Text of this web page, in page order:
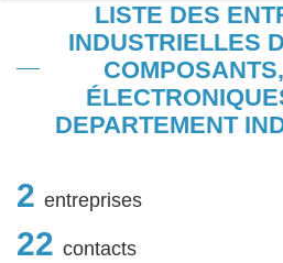
LISTE DES
INDUSTRIELLES
DEPARTEMENT
2 entreprises
22 contacts